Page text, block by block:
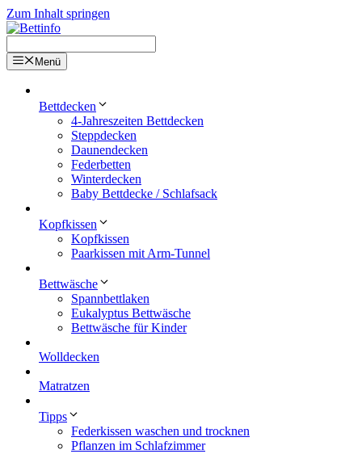
Zum Inhalt springen
Menü
Bettdecken
4-Jahreszeiten Bettdecken
Steppdecken
Daunendecken
Federbetten
Winterdecken
Baby Bettdecke / Schlafsack
Kopfkissen
Kopfkissen
Paarkissen mit Arm-Tunnel
Bettwäsche
Spannbettlaken
Eukalyptus Bettwäsche
Bettwäsche für Kinder
Wolldecken
Matratzen
Tipps
Federkissen waschen und trocknen
Pflanzen im Schlafzimmer